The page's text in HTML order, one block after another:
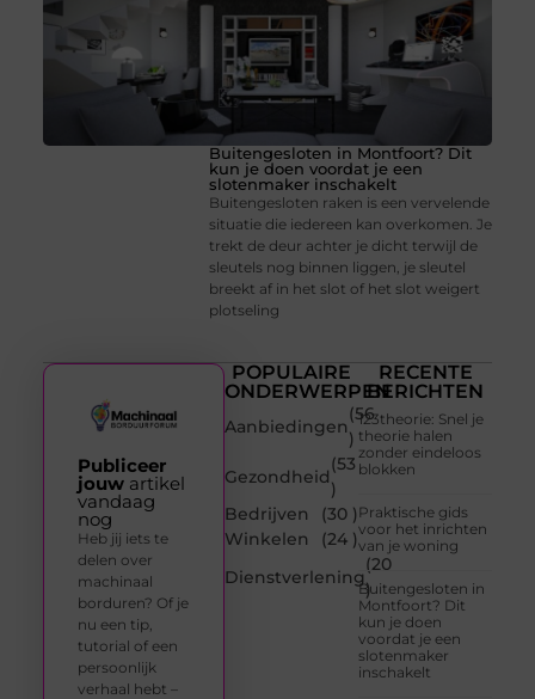
Buitengesloten in Montfoort? Dit
kun je doen voordat je een
slotenmaker inschakelt
Buitengesloten raken is een vervelende
situatie die iedereen kan overkomen. Je
trekt de deur achter je dicht terwijl de
sleutels nog binnen liggen, je sleutel
breekt af in het slot of het slot weigert
plotseling
POPULAIRE
ONDERWERPEN
Aanbiedingen
(56
)
Gezondheid
(53
)
Bedrijven
(30 )
Winkelen
(24 )
Dienstverlening
(20
)
RECENTE
BERICHTEN
123theorie: Snel je
theorie halen
zonder eindeloos
blokken
Praktische gids
voor het inrichten
van je woning
Buitengesloten in
Montfoort? Dit
kun je doen
voordat je een
slotenmaker
inschakelt
Publiceer
jouwartikel
vandaag
nog
Heb jij iets te
delen over
machinaal
borduren? Of je
nu een tip,
tutorial of een
persoonlijk
verhaal hebt –